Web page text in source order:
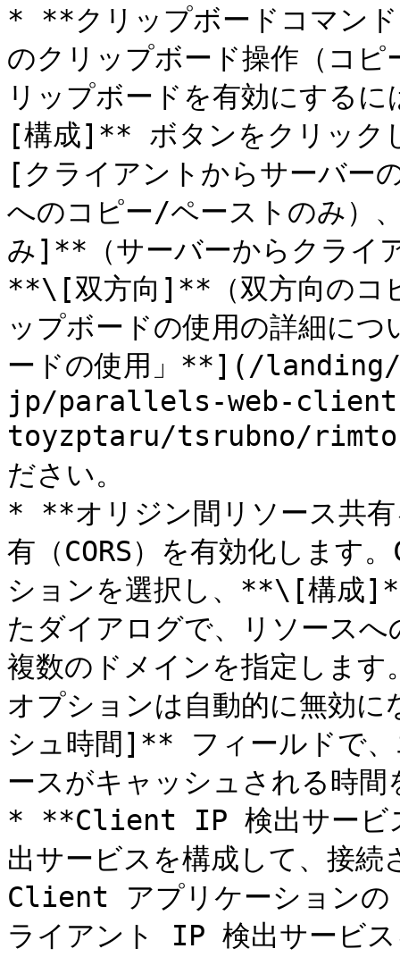
* **クリップボードコマン
のクリップボード操作（コ
リップボードを有効にする
[構成]** ボタンをクリック
[クライアントからサーバー
へのコピー/ペーストのみ）
み]**（サーバーからクライ
**\[双方向]**（双方向のコ
ップボードの使用の詳細に
ードの使用」**](/
jp/parallels-web-
toyzptaru/tsrubno/
ださい。
* **オリジン間リソース共
有（CORS）を有効化します
ションを選択し、**\[構成
たダイアログで、リソース
複数のドメインを指定しま
オプションは自動的に無効
シュ時間]** フィールドで、
ースがキャッシュされる時間
* **Client IP 検出サービ
出サービスを構成して、接
Client アプリケーションの
ライアント IP 検出サービス